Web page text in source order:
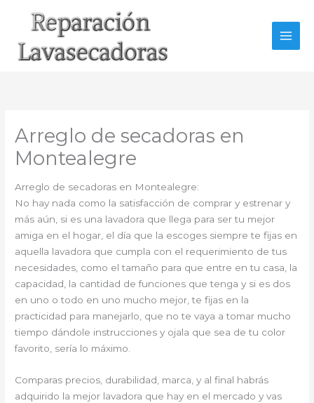
Arreglo de secadoras en
Montealegre
Arreglo de secadoras en Montealegre:
No hay nada como la satisfacción de comprar y estrenar y
más aún, si es una lavadora que llega para ser tu mejor
amiga en el hogar, el día que la escoges siempre te fijas en
aquella lavadora que cumpla con el requerimiento de tus
necesidades, como el tamaño para que entre en tu casa, la
capacidad, la cantidad de funciones que tenga y si es dos
en uno o todo en uno mucho mejor, te fijas en la
practicidad para manejarlo, que no te vaya a tomar mucho
tiempo dándole instrucciones y ojala que sea de tu color
favorito, sería lo máximo.
Comparas precios, durabilidad, marca, y al final habrás
adquirido la mejor lavadora que hay en el mercado y vas